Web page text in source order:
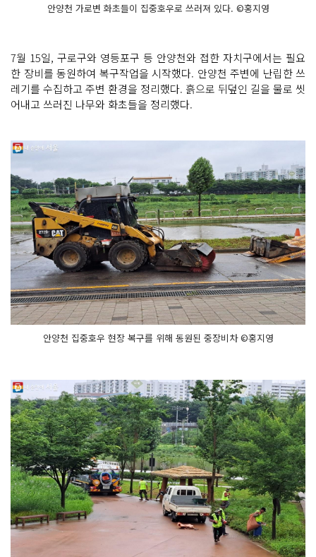
안양천 가로변 화초들이 집중호우로 쓰러져 있다. ©홍지영
7월 15일, 구로구와 영등포구 등 안양천와 접한 자치구에서는 필요
한 장비를 동원하여 복구작업을 시작했다. 안양천 주변에 난립한 쓰
레기를 수집하고 주변 환경을 정리했다. 흙으로 뒤덮인 길을 물로 씻
어내고 쓰러진 나무와 화초들을 정리했다.
안양천 집중호우 현장 복구를 위해 동원된 중장비차 ©홍지영